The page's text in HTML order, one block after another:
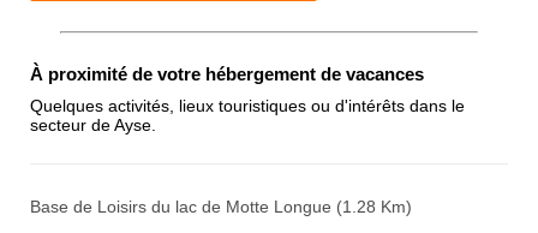
Antispam - Combien font 7x4 (en
chiffres) :
À proximité de votre hébergement de vacances
Quelques activités, lieux touristiques ou d'intérêts dans le
secteur de Ayse.
Base de Loisirs du lac de Motte Longue (1.28 Km)